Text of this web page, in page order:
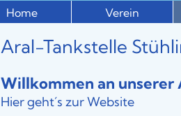
Home Verein
Aral-Tankstelle
Willkommen an unserer
Hier geht´s zur Website